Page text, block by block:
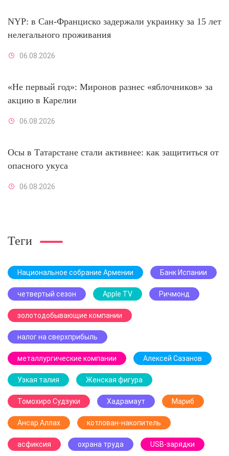
NYP: в Сан-Франциско задержали украинку за 15 лет
нелегального проживания
06.08.2026
«Не первый год»: Миронов разнес «яблочников» за
акцию в Карелии
06.08.2026
Осы в Татарстане стали активнее: как защититься от
опасного укуса
06.08.2026
Теги
Национальное собрание Армении Банк Испании
четвертый сезон Apple TV Ричмонд
золотодобывающие компании
налог на сверхприбыль
металлургические компании Алексей Сазанов
Узкая талия Женская фигура
Томохиро Судзуки Хадрамаут Мариб
Ансар Аллах котлован-накопитель
асфиксия охрана труда USB-зарядки